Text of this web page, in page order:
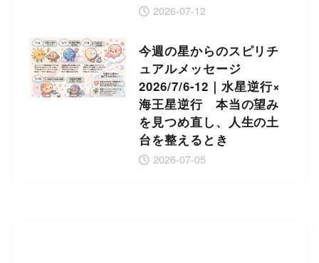
2026-07-12
今週の星からのスピリチ
ュアルメッセージ
2026/7/6-12｜水星逆行×
海王星逆行 本当の望み
を見つめ直し、人生の土
台を整えるとき
2026-07-05